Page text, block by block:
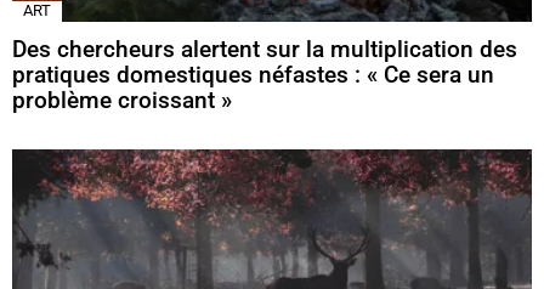
ART
Des chercheurs alertent sur la multiplication des
pratiques domestiques néfastes : « Ce sera un
problème croissant »